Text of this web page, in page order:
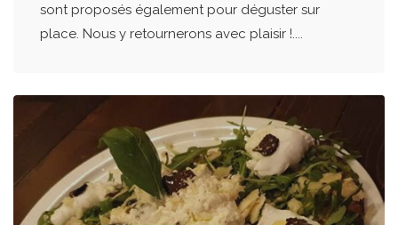
sont proposés également pour déguster sur
place. Nous y retournerons avec plaisir !....